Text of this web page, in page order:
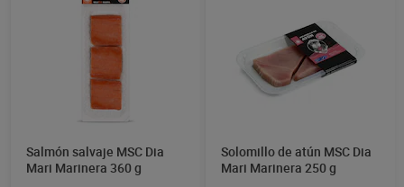
Salmón salvaje MSC Dia
Mari Marinera 360 g
Solomillo de atún MSC Dia
Mari Marinera 250 g